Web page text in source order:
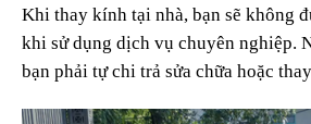
Khi thay kính tại nhà, bạn sẽ không
khi sử dụng dịch vụ chuyên nghiệp.
bạn phải tự chi trả sửa chữa hoặc